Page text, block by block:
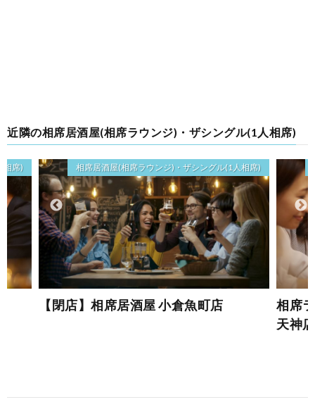
近隣の相席居酒屋(相席ラウンジ)・ザシングル(1人相席)
相席) 相席居酒屋(相席ラウンジ)・ザシングル(1人相席)
【閉店】相席居酒屋 小倉魚町店
相席
天神